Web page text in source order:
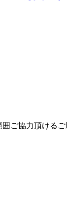
ご協力頂けるご